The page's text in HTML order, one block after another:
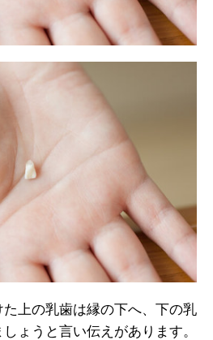
上の乳歯は縁の下へ、下の乳
ょうと言い伝えがあります。